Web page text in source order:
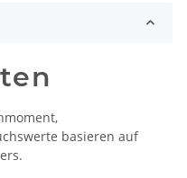
basieren auf